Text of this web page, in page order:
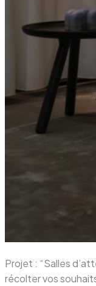
Projet : “Salles
récolter vos